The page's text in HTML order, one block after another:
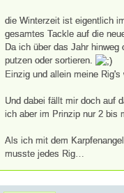
die Winterzeit ist eigentlich
gesamtes Tackle auf die
Da ich über das Jahr
putzen oder sortieren.
Einzig und allein meine Rig's
Und dabei fällt mir doch auf
ich aber im Prinzip nur 2 bis
Als ich mit dem
musste jedes Rig…